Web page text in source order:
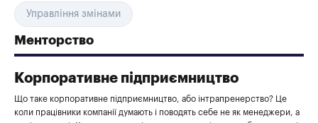
Управління змінами
Менторство
Корпоративне підприємництво
Що таке корпоративне підприємництво, або інтрапренерство? Це
коли працівники компанії думають і поводять себе не як менеджери, а